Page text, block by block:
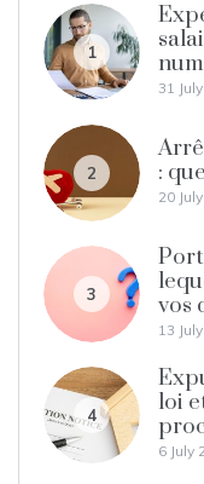
1
31
2
:
20
3
vos
13
4
loi
6 July